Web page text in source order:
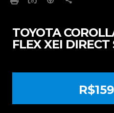
TOYOTA
FLEX XEI